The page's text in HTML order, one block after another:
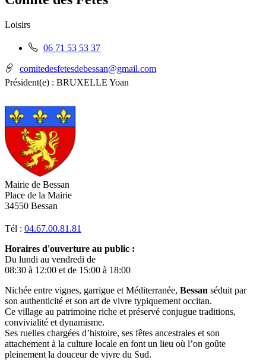
Loisirs
Téléphone
:
06 71 53 53 37
comitedesfetesdebessan@gmail.com
Président(e) : BRUXELLE Yoan
Mairie de Bessan
Place de la Mairie
34550 Bessan
Tél : 04.67.00.81.81
Horaires d'ouverture au public :
Du lundi au vendredi de
08:30 à 12:00 et de 15:00 à 18:00
Nichée entre vignes, garrigue et Méditerranée, Bessan séduit par
son authenticité et son art de vivre typiquement occitan.
Ce village au patrimoine riche et préservé conjugue traditions,
convivialité et dynamisme.
Ses ruelles chargées d’histoire, ses fêtes ancestrales et son
attachement à la culture locale en font un lieu où l’on goûte
pleinement la douceur de vivre du Sud.